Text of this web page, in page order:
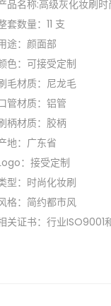
品名称:高级灰化妆刷
套数量：11 支
途：颜面部
色：可接受定制
毛材质：尼龙毛
管材质：铝管
柄材质：胶柄
地：广东省
：接受定制
型：时尚化妆刷
格：简约都市风
关证书：行业ISO9001